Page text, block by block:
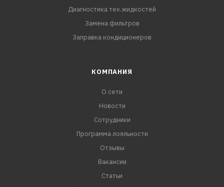
Диагностика тех.жидкостей
Замена фильтров
Заправка кондиционеров
КОМПАНИЯ
О сети
Новости
Сотрудники
Программа лояльности
Отзывы
Вакансии
Статьи